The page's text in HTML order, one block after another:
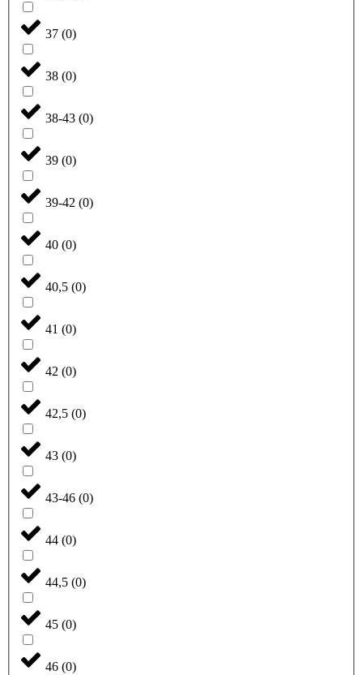
37 (0)
38 (0)
38-43 (0)
39 (0)
39-42 (0)
40 (0)
40,5 (0)
41 (0)
42 (0)
42,5 (0)
43 (0)
43-46 (0)
44 (0)
44,5 (0)
45 (0)
46 (0)